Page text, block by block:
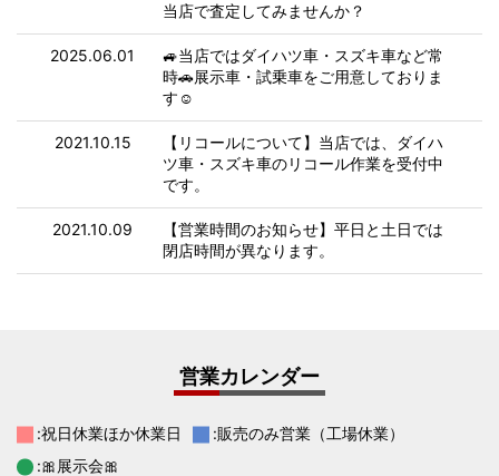
当店で査定してみませんか？
2025.06.01
🚙当店ではダイハツ車・スズキ車など常
時🚗展示車・試乗車をご用意しておりま
す☺
2021.10.15
【リコールについて】当店では、ダイハ
ツ車・スズキ車のリコール作業を受付中
です。
2021.10.09
【営業時間のお知らせ】平日と土日では
閉店時間が異なります。
営業カレンダー
:祝日休業ほか休業日
:販売のみ営業（工場休業）
:🎀展示会🎀